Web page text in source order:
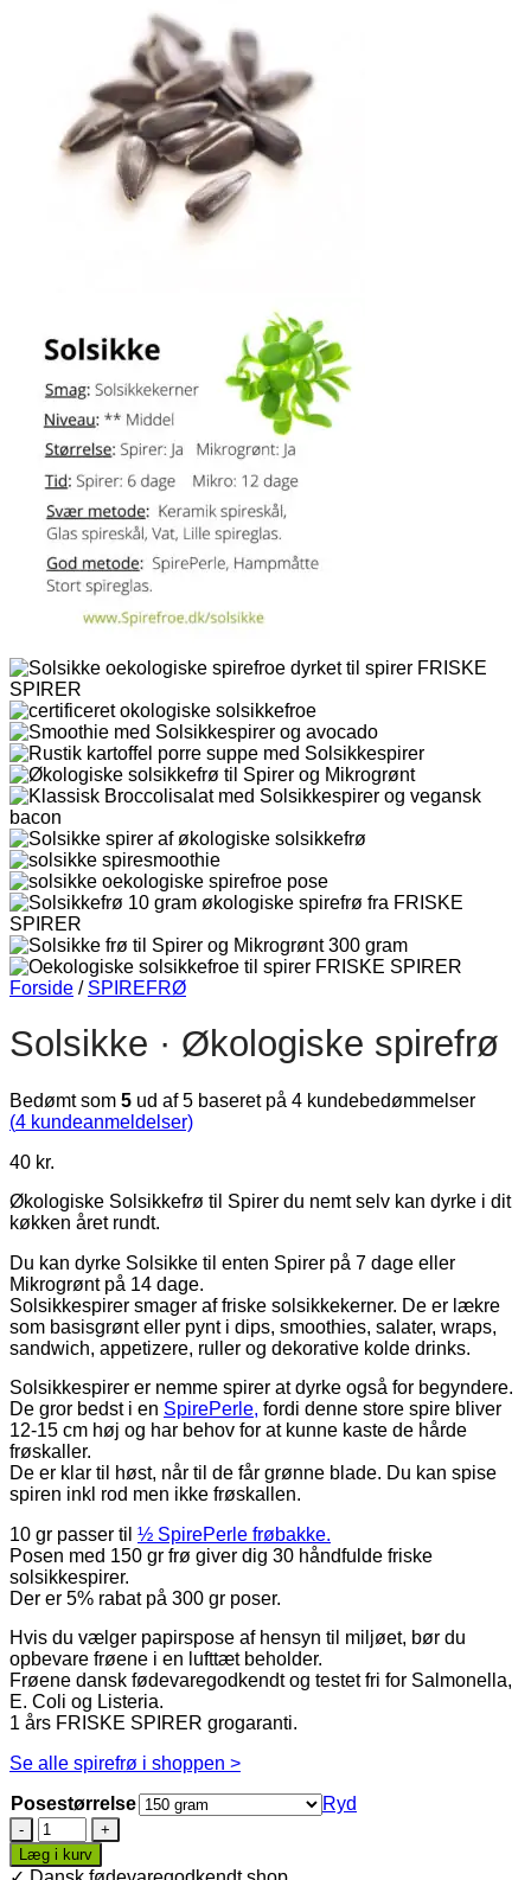
Forside / SPIREFRØ
Solsikke · Økologiske spirefrø
Bedømt som 5 ud af 5 baseret på 4 kundebedømmelser
(4 kundeanmeldelser)
40 kr.
Økologiske Solsikkefrø til Spirer du nemt selv kan dyrke i dit
køkken året rundt.
Du kan dyrke Solsikke til enten Spirer på 7 dage eller
Mikrogrønt på 14 dage.
Solsikkespirer smager af friske solsikkekerner. De er lækre
som basisgrønt eller pynt i dips, smoothies, salater, wraps,
sandwich, appetizere, ruller og dekorative kolde drinks.
Solsikkespirer er nemme spirer at dyrke også for begyndere.
De gror bedst i en SpirePerle, fordi denne store spire bliver
12-15 cm høj og har behov for at kunne kaste de hårde
frøskaller.
De er klar til høst, når til de får grønne blade. Du kan spise
spiren inkl rod men ikke frøskallen.
10 gr passer til ½ SpirePerle frøbakke.
Posen med 150 gr frø giver dig 30 håndfulde friske
solsikkespirer.
Der er 5% rabat på 300 gr poser.
Hvis du vælger papirspose af hensyn til miljøet, bør du
opbevare frøene i en lufttæt beholder.
Frøene dansk fødevaregodkendt og testet fri for Salmonella,
E. Coli og Listeria.
1 års FRISKE SPIRER grogaranti.
Se alle spirefrø i shoppen >
Posestørrelse
Ryd
Solsikke
·
Økologiske
Læg i kurv